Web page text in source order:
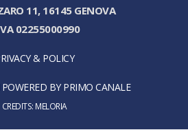
11, 16145 GENOVA
02255000990
& POLICY
BY PRIMO CANALE
CREDITS: MELORIA